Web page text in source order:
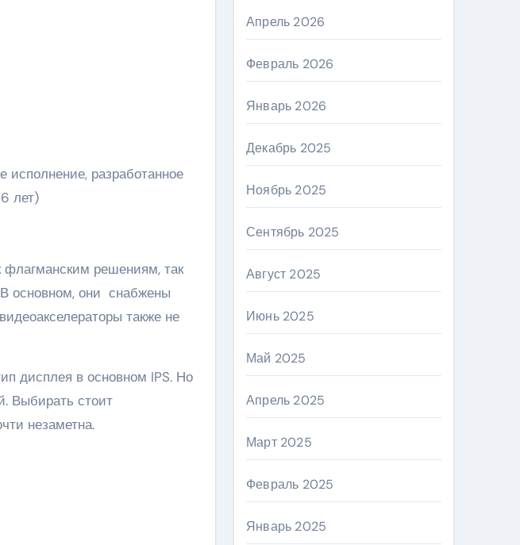
исполнение, разработанное
лет)
флагманским решениям, так
В основном, они снабжены
также не
дисплея в основном IPS. Но
Выбирать стоит
незаметна.
Апрель 2026
Февраль 2026
Январь 2026
Декабрь 2025
Ноябрь 2025
Сентябрь 2025
Август 2025
Июнь 2025
Май 2025
Апрель 2025
Март 2025
Февраль 2025
Январь 2025